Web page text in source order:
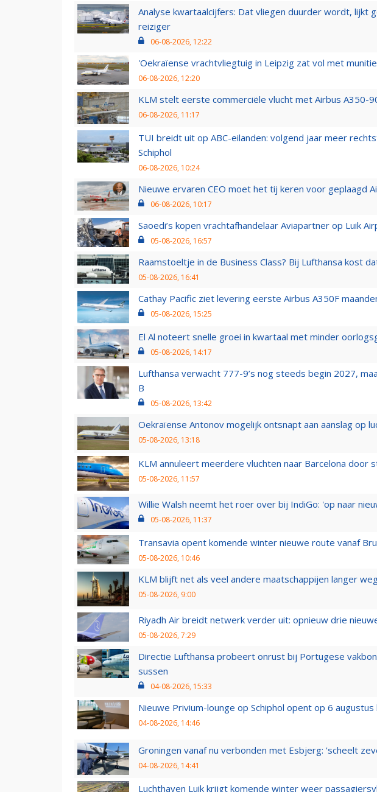
Analyse kwartaalcijfers: Dat vliegen duurder wordt, lijkt
reiziger
06-08-2026, 12:22
'Oekraïense vrachtvliegtuig in Leipzig zat vol met
06-08-2026, 12:20
KLM stelt eerste commerciële vlucht met Airbus A350-
06-08-2026, 11:17
TUI breidt uit op ABC-eilanden: volgend jaar meer
Schiphol
06-08-2026, 10:24
Nieuwe ervaren CEO moet het tij keren voor geplaagd
06-08-2026, 10:17
Saoedi’s kopen vrachtafhandelaar Aviapartner op Luik
05-08-2026, 16:57
Raamstoeltje in de Business Class? Bij Lufthansa kost
05-08-2026, 16:41
Cathay Pacific ziet levering eerste Airbus A350F
05-08-2026, 15:25
El Al noteert snelle groei in kwartaal met minder
05-08-2026, 14:17
Lufthansa verwacht 777-9’s nog steeds begin 2027,
B
05-08-2026, 13:42
Oekraïense Antonov mogelijk ontsnapt aan aanslag op
05-08-2026, 13:18
KLM annuleert meerdere vluchten naar Barcelona door
05-08-2026, 11:57
Willie Walsh neemt het roer over bij IndiGo: 'op naar
05-08-2026, 11:37
Transavia opent komende winter nieuwe route vanaf
05-08-2026, 10:46
KLM blijft net als veel andere maatschappijen langer
05-08-2026, 9:00
Riyadh Air breidt netwerk verder uit: opnieuw drie
05-08-2026, 7:29
Directie Lufthansa probeert onrust bij Portugese
sussen
04-08-2026, 15:33
Nieuwe Privium-lounge op Schiphol opent op 6 augustus
04-08-2026, 14:46
Groningen vanaf nu verbonden met Esbjerg: 'scheelt
04-08-2026, 14:41
Luchthaven Luik krijgt komende winter weer